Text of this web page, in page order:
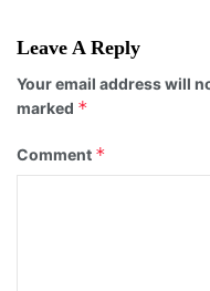
Leave A Reply
Your email address will
marked *
Comment *